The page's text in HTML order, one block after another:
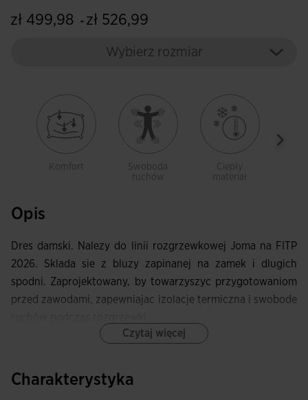
zł 499,98 - zł 526,99
Wybierz rozmiar
Komfort
Swoboda
ruchów
Ciepły
materiał
Opis
Dres damski. Nalezy do linii rozgrzewkowej Joma na FITP
2026. Sklada sie z bluzy zapinanej na zamek i dlugich
spodni. Zaprojektowany, by towarzyszyc przygotowaniom
przed zawodami, zapewniajac izolacje termiczna i swobode
laserowe w strategicznych miejscach, które poprawiaja
Czytaj więcej
Charakterystyka